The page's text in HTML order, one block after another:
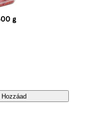
g
Hozzáad